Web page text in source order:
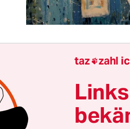
News: Facebook hält sich
und YouTube und
Maas und
als
Ergebnisvon
taz zahl